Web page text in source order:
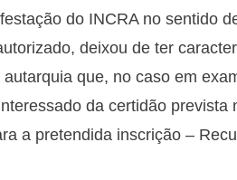
do INCRA no sentido
deixou de ter
que, no caso em
da certidão prevista
a pretendida inscrição –